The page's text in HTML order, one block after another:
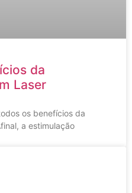
da
Laser
os benefícios da
a estimulação